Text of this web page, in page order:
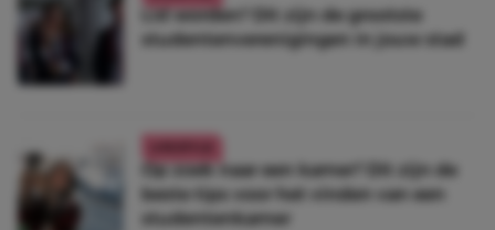
Lid worden? Dit zijn de grootste
studentenverenigingen in jouw stad
Op zoek naar een kamer? Dit zijn de
beste tips voor het vinden van een
studentenkamer